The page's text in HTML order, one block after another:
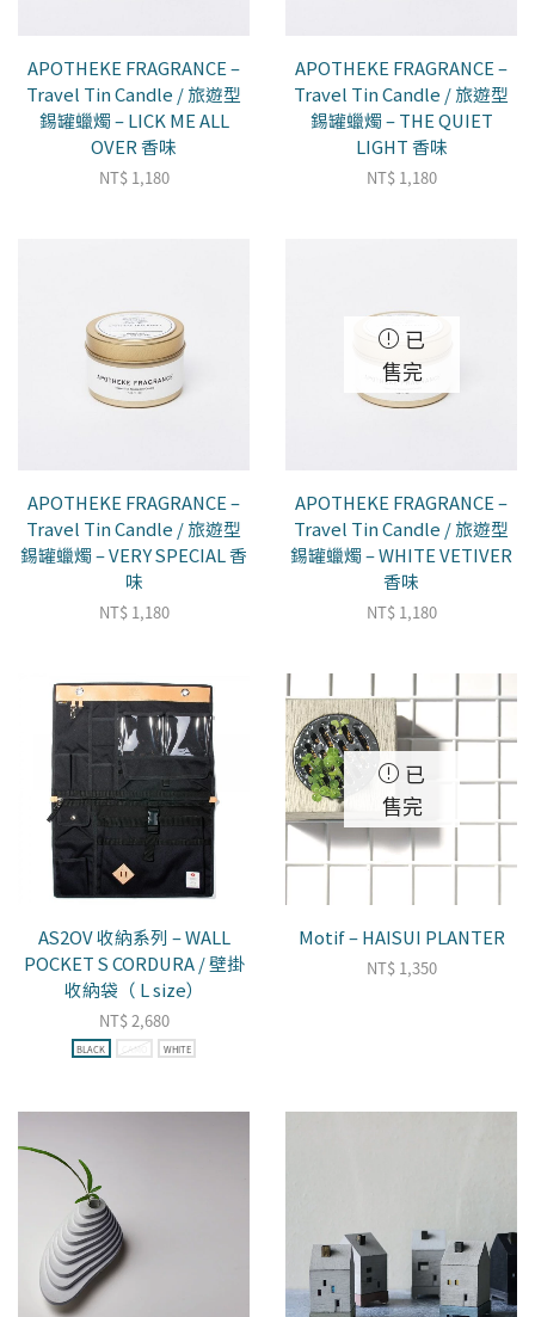
APOTHEKE FRAGRANCE –
Travel Tin Candle / 旅遊型
錫罐蠟燭 – LICK ME ALL
OVER 香味
NT$1,180
APOTHEKE FRAGRANCE –
Travel Tin Candle / 旅遊型
錫罐蠟燭 – THE QUIET
LIGHT 香味
NT$1,180
APOTHEKE FRAGRANCE –
Travel Tin Candle / 旅遊型
錫罐蠟燭 – VERY SPECIAL 香
味
NT$1,180
已
售完
APOTHEKE FRAGRANCE –
Travel Tin Candle / 旅遊型
錫罐蠟燭 – WHITE VETIVER
香味
NT$1,180
AS2OV 收納系列 – WALL
POCKET S CORDURA / 壁掛
收納袋（ L size）
NT$2,680
BLACK CAMO WHITE
已
售完
Motif – HAISUI PLANTER
NT$1,350